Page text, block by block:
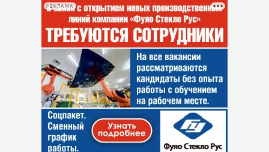
РЕКЛАМА